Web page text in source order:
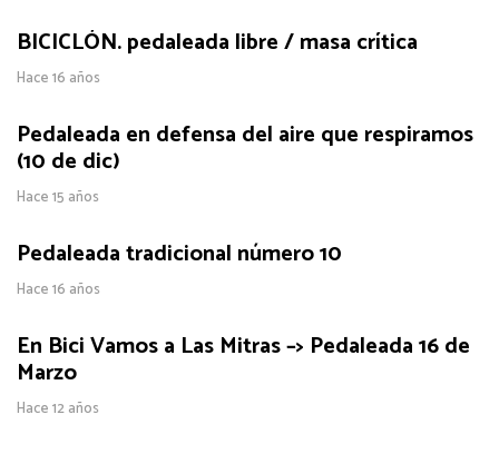
BICICLÓN. pedaleada libre / masa crítica
Hace 16 años
Pedaleada en defensa del aire que respiramos
(10 de dic)
Hace 15 años
Pedaleada tradicional número 10
Hace 16 años
En Bici Vamos a Las Mitras –> Pedaleada 16 de
Marzo
Hace 12 años